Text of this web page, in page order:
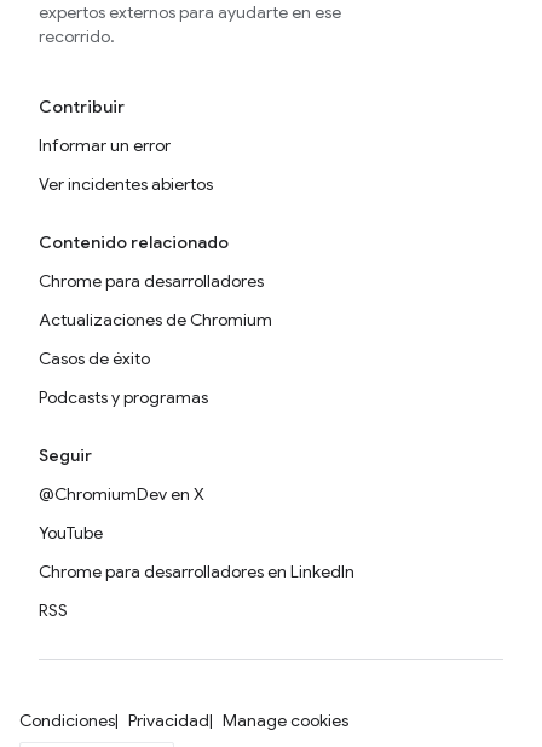
expertos externos para ayudarte en ese
recorrido.
Contribuir
Informar un error
Ver incidentes abiertos
Contenido relacionado
Chrome para desarrolladores
Actualizaciones de Chromium
Casos de éxito
Podcasts y programas
Seguir
@ChromiumDev en X
YouTube
Chrome para desarrolladores en LinkedIn
RSS
Condiciones Privacidad Manage cookies